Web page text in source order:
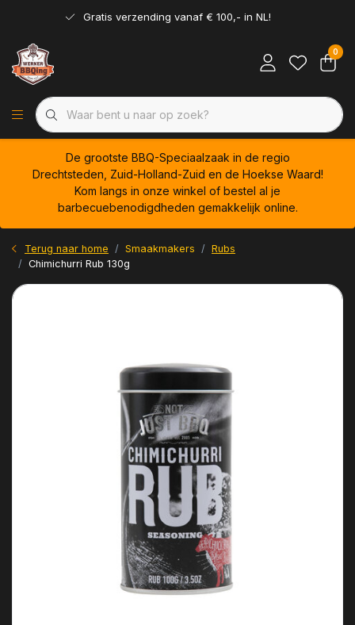
Gratis verzending vanaf € 100,- in NL!
0
De grootste BBQ-Speciaalzaak in de regio
Drechtsteden, Zuid-Holland-Zuid en de Hoekse Waard!
Kom langs in onze winkel of bestel al je
barbecuebenodigdheden gemakkelijk online.
Terug naar home Smaakmakers
Rubs
Chimichurri Rub 130g